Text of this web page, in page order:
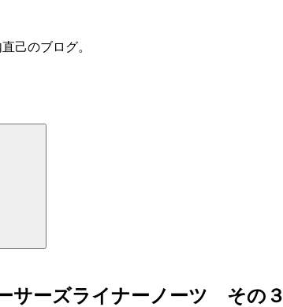
己のブログ。
サーズライナーノーツ その３